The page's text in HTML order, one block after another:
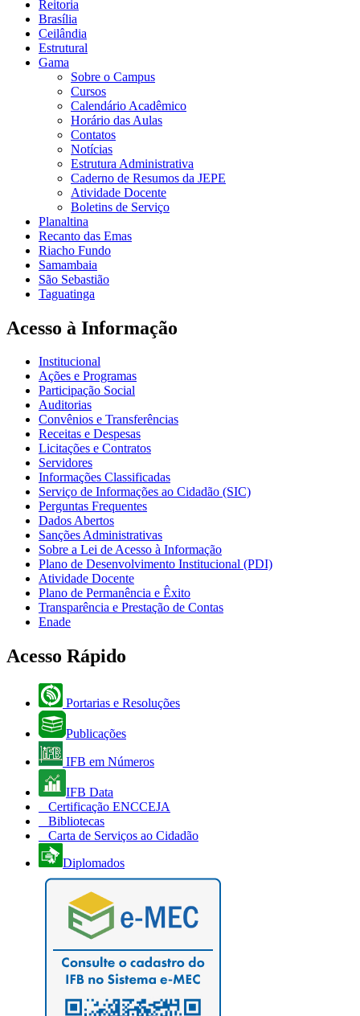
Reitoria
Brasília
Ceilândia
Estrutural
Gama
Sobre o Campus
Cursos
Calendário Acadêmico
Horário das Aulas
Contatos
Notícias
Estrutura Administrativa
Caderno de Resumos da JEPE
Atividade Docente
Boletins de Serviço
Planaltina
Recanto das Emas
Riacho Fundo
Samambaia
São Sebastião
Taguatinga
Acesso à Informação
Institucional
Ações e Programas
Participação Social
Auditorias
Convênios e Transferências
Receitas e Despesas
Licitações e Contratos
Servidores
Informações Classificadas
Serviço de Informações ao Cidadão (SIC)
Perguntas Frequentes
Dados Abertos
Sanções Administrativas
Sobre a Lei de Acesso à Informação
Plano de Desenvolvimento Institucional (PDI)
Atividade Docente
Plano de Permanência e Êxito
Transparência e Prestação de Contas
Enade
Acesso Rápido
Portarias e Resoluções
Publicações
IFB em Números
IFB Data
Certificação ENCCEJA
Bibliotecas
Carta de Serviços ao Cidadão
Diplomados